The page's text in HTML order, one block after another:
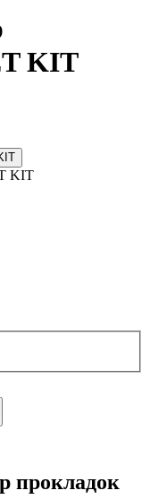
KIT
KIT
прокладок